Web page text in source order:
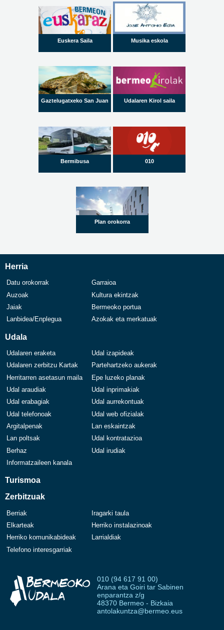
Euskera Saila Musika eskola
Gaztelugatxeko San Juan Udalaren Kirol saila
Bermibusa 010
Plan orokorra
Herria
Datu orokorrak
Garraioa
Auzoak
Kultura ekintzak
Jaiak
Bermeoko portua
Lanbidea/Enplegua
Azokak eta merkatuak
Udala
Udalaren eraketa
Udal izapideak
Udalaren zerbitzu Kartak
Partehartzeko aukerak
Herritarren asetasun maila
Epe luzeko planak
Udal araudiak
Udal inprimakiak
Udal erabagiak
Udal aurrekontuak
Udal telefonoak
Udal web ofizialak
Argitalpenak
Lan eskaintzak
Lan poltsak
Udal kontratazioa
Berhaz
Udal irudiak
Informatzaileen kanala
Turismoa
Zerbitzuak
Berriak
Iragarki taula
Elkarteak
Herriko instalazinoak
Herriko komunikabideak
Larrialdiak
Telefono interesgarriak
010 (94 617 91 00)
Arana eta Goiri tar Sabinen
enparantza z/g
48370 Bermeo - Bizkaia
antolakuntza@bermeo.eus